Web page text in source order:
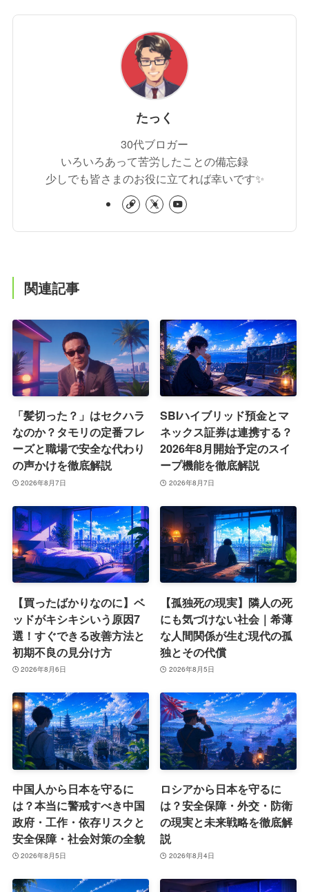
たっく
30代ブロガー
いろいろあって苦労したことの備忘録
少しでも皆さまのお役に立てれば幸いです✨
関連記事
「髪切った？」はセクハラ
なのか？タモリの定番フレ
ーズと職場で安全な代わり
の声かけを徹底解説
2026年8月7日
SBIハイブリッド預金とマ
ネックス証券は連携する？
2026年8月開始予定のスイ
ープ機能を徹底解説
2026年8月7日
【買ったばかりなのに】ベ
ッドがキシキシいう原因7
選！すぐできる改善方法と
初期不良の見分け方
2026年8月6日
【孤独死の現実】隣人の死
にも気づけない社会｜希薄
な人間関係が生む現代の孤
独とその代償
2026年8月5日
中国人から日本を守るに
は？本当に警戒すべき中国
政府・工作・依存リスクと
安全保障・社会対策の全貌
2026年8月5日
ロシアから日本を守るに
は？安全保障・外交・防衛
の現実と未来戦略を徹底解
説
2026年8月4日